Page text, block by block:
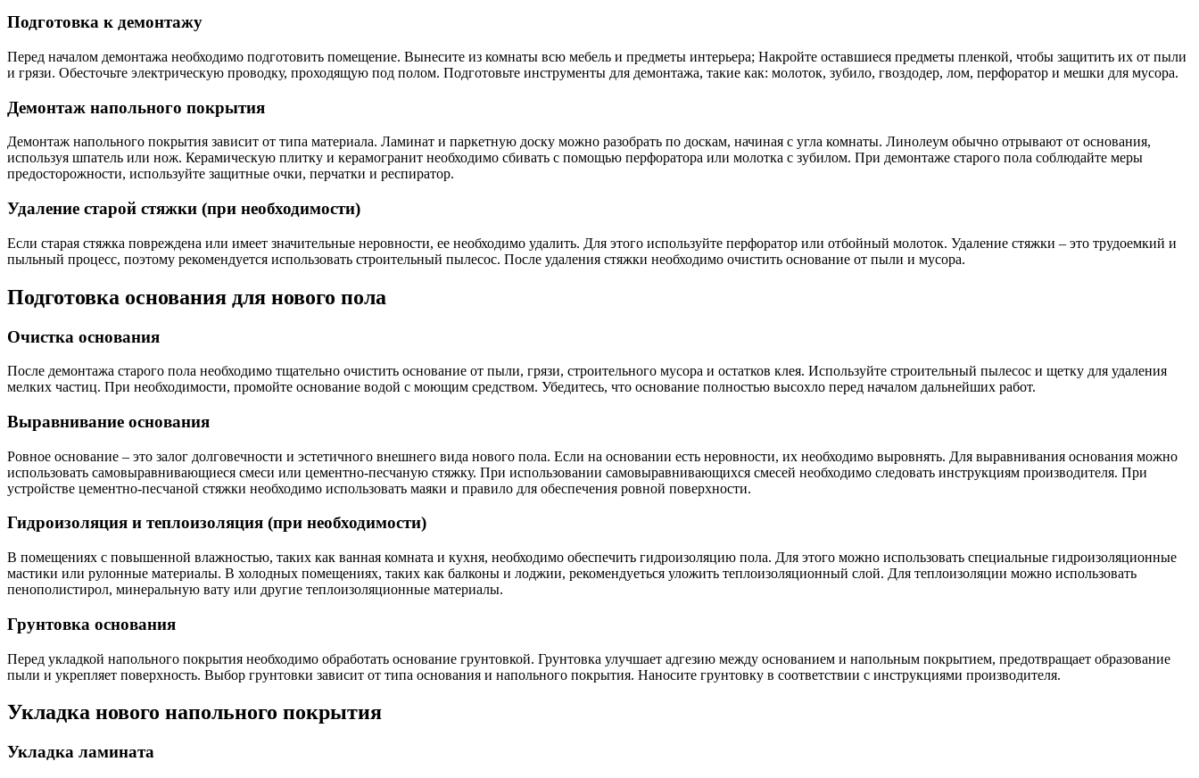
Подготовка к демонтажу
Перед началом демонтажа необходимо подготовить помещение. Вынесите из комнаты всю мебель и предметы интерьера; Накройте оставшиеся предметы пленкой, чтобы защитить их от пыли
и грязи. Обесточьте электрическую проводку, проходящую под полом. Подготовьте инструменты для демонтажа, такие как: молоток, зубило, гвоздодер, лом, перфоратор и мешки для мусора.
Демонтаж напольного покрытия
Демонтаж напольного покрытия зависит от типа материала. Ламинат и паркетную доску можно разобрать по доскам, начиная с угла комнаты. Линолеум обычно отрывают от основания,
используя шпатель или нож. Керамическую плитку и керамогранит необходимо сбивать с помощью перфоратора или молотка с зубилом. При демонтаже старого пола соблюдайте меры
предосторожности, используйте защитные очки, перчатки и респиратор.
Удаление старой стяжки (при необходимости)
Если старая стяжка повреждена или имеет значительные неровности, ее необходимо удалить. Для этого используйте перфоратор или отбойный молоток. Удаление стяжки – это трудоемкий и
пыльный процесс, поэтому рекомендуется использовать строительный пылесос. После удаления стяжки необходимо очистить основание от пыли и мусора.
Подготовка основания для нового пола
Очистка основания
После демонтажа старого пола необходимо тщательно очистить основание от пыли, грязи, строительного мусора и остатков клея. Используйте строительный пылесос и щетку для удаления
мелких частиц. При необходимости, промойте основание водой с моющим средством. Убедитесь, что основание полностью высохло перед началом дальнейших работ.
Выравнивание основания
Ровное основание – это залог долговечности и эстетичного внешнего вида нового пола. Если на основании есть неровности, их необходимо выровнять. Для выравнивания основания можно
использовать самовыравнивающиеся смеси или цементно-песчаную стяжку. При использовании самовыравнивающихся смесей необходимо следовать инструкциям производителя. При
устройстве цементно-песчаной стяжки необходимо использовать маяки и правило для обеспечения ровной поверхности.
Гидроизоляция и теплоизоляция (при необходимости)
В помещениях с повышенной влажностью, таких как ванная комната и кухня, необходимо обеспечить гидроизоляцию пола. Для этого можно использовать специальные гидроизоляционные
мастики или рулонные материалы. В холодных помещениях, таких как балконы и лоджии, рекомендуеться уложить теплоизоляционный слой. Для теплоизоляции можно использовать
пенополистирол, минеральную вату или другие теплоизоляционные материалы.
Грунтовка основания
Перед укладкой напольного покрытия необходимо обработать основание грунтовкой. Грунтовка улучшает адгезию между основанием и напольным покрытием, предотвращает образование
пыли и укрепляет поверхность. Выбор грунтовки зависит от типа основания и напольного покрытия. Наносите грунтовку в соответствии с инструкциями производителя.
Укладка нового напольного покрытия
Укладка ламината